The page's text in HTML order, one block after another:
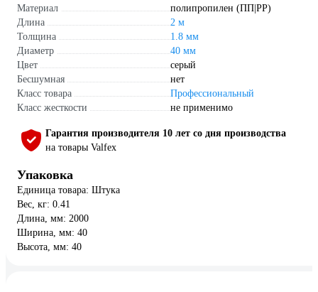
Материал
полипропилен (ПП|PP)
Длина
2 м
Толщина
1.8 мм
Диаметр
40 мм
Цвет
серый
Бесшумная
нет
Класс товара
Профессиональный
Класс жесткости
не применимо
Гарантия производителя 10 лет со дня производства
на товары Valfex
Упаковка
Единица товара: Штука
Вес, кг: 0.41
Длина, мм: 2000
Ширина, мм: 40
Высота, мм: 40